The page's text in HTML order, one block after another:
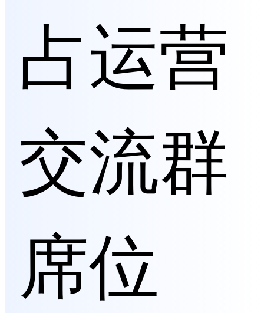
占运营
交流群
席位